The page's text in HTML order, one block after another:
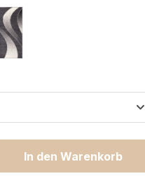
In den Warenkorb